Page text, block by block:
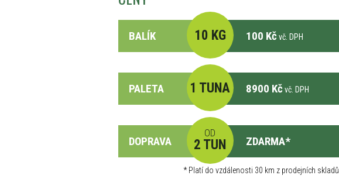
BALÍK 10 KG 100 Kč vč. DPH
PALETA 1 TUNA 8900 Kč vč. DPH
DOPRAVA
OD
2 TUN ZDARMA*
*Platí do vzdálenosti 30 km z prodejních skladů.